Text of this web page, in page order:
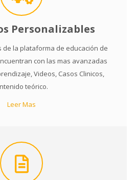
Personalizables
de la plataforma de educación de
con las mas avanzadas
Videos, Casos Clinicos,
teórico.
Leer Mas